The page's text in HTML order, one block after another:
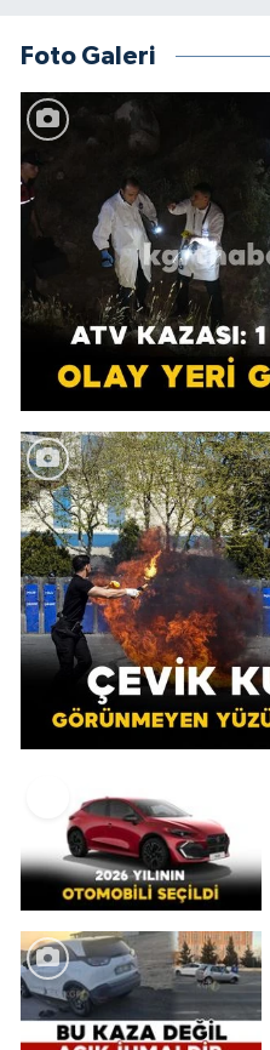
Foto Galeri